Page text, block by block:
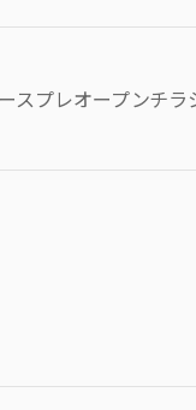
スプレオープンチ